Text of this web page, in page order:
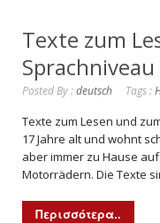
Texte zum
Posted By :deutsch Tags :
Texte zum Lesen und
17 Jahre alt und wohnt
aber immer zu Hause
Motorrädern. Die Texte
Περισσότερα..